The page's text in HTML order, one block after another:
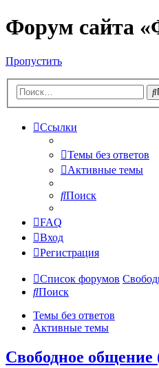
Форум сайта
Пропустить
Ссылки
Темы без ответов
Активные темы
Поиск
FAQ
Вход
Регистрация
Список форумов
Поиск
Темы без ответов
Активные темы
Свободное общение